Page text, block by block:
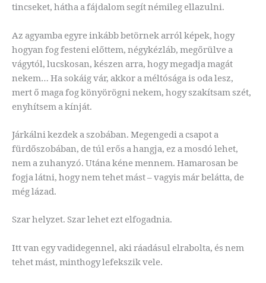
tincseket, hátha a fájdalom segít némileg ellazulni.
Az agyamba egyre inkább betörnek arról képek, hogy
hogyan fog festeni előttem, négykézláb, megőrülve a
vágytól, lucskosan, készen arra, hogy megadja magát
nekem… Ha sokáig vár, akkor a méltósága is oda lesz,
mert ő maga fog könyörögni nekem, hogy szakítsam szét,
enyhítsem a kínját.
Járkálni kezdek a szobában. Megengedi a csapot a
fürdőszobában, de túl erős a hangja, ez a mosdó lehet,
nem a zuhanyzó. Utána kéne mennem. Hamarosan be
fogja látni, hogy nem tehet mást – vagyis már belátta, de
még lázad.
Szar helyzet. Szar lehet ezt elfogadnia.
Itt van egy vadidegennel, aki ráadásul elrabolta, és nem
tehet mást, minthogy lefekszik vele.